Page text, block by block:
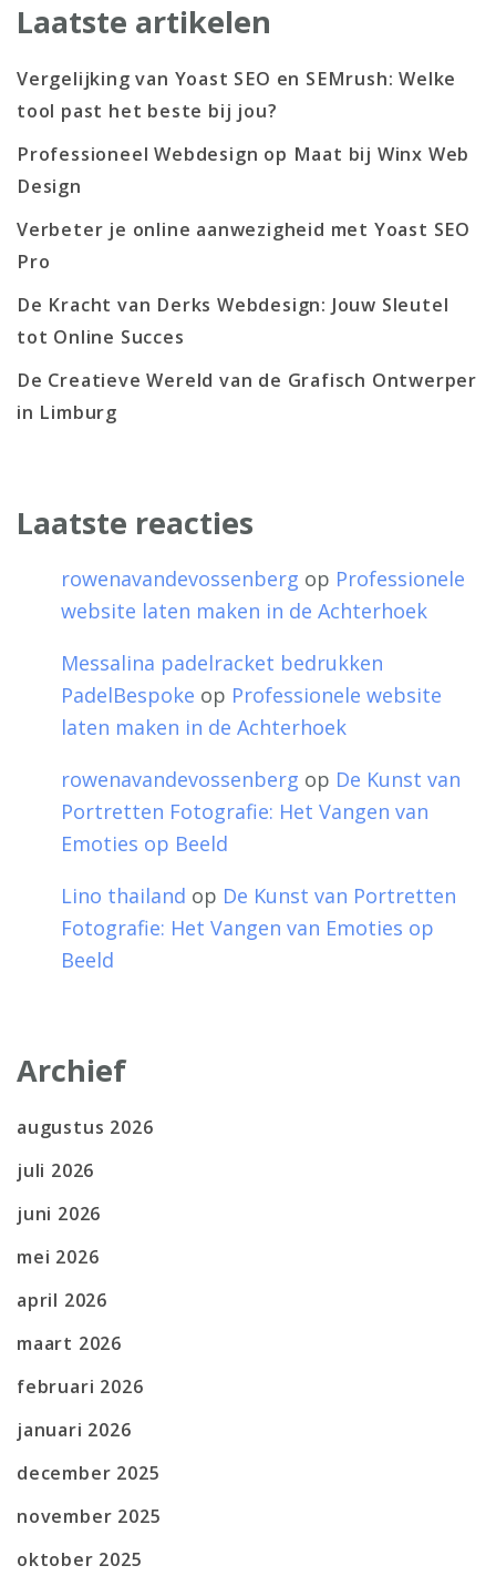
Laatste artikelen
Vergelijking van Yoast SEO en SEMrush: Welke
tool past het beste bij jou?
Professioneel Webdesign op Maat bij Winx Web
Design
Verbeter je online aanwezigheid met Yoast SEO
Pro
De Kracht van Derks Webdesign: Jouw Sleutel
tot Online Succes
De Creatieve Wereld van de Grafisch Ontwerper
in Limburg
Laatste reacties
rowenavandevossenberg op Professionele
website laten maken in de Achterhoek
Messalina padelracket bedrukken
PadelBespoke op Professionele website
laten maken in de Achterhoek
rowenavandevossenberg op De Kunst van
Portretten Fotografie: Het Vangen van
Emoties op Beeld
Lino thailand op De Kunst van Portretten
Fotografie: Het Vangen van Emoties op
Beeld
Archief
augustus 2026
juli 2026
juni 2026
mei 2026
april 2026
maart 2026
februari 2026
januari 2026
december 2025
november 2025
oktober 2025